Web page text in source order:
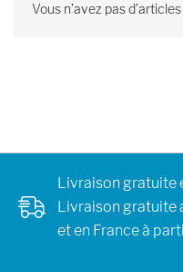
Vous n’avez pas
Livraison gratuite
Livraison gratuite
et en France à